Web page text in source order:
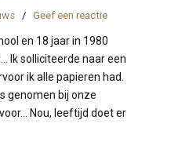
/ Geef een reactie
en 18 jaar in 1980
Ik solliciteerde naar een
ik alle papieren had.
genomen bij onze
Nou, leeftijd doet er